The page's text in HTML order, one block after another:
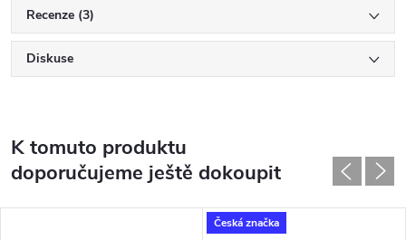
Recenze (3)
Diskuse
K tomuto produktu
doporučujeme ještě dokoupit
Česká značka